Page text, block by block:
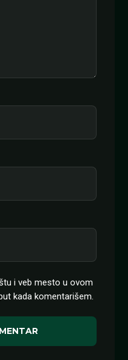
i veb mesto u ovom
kada komentarišem.